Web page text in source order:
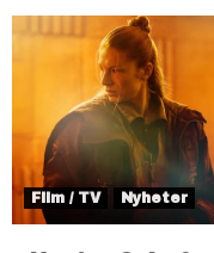
Film / TV Nyheter